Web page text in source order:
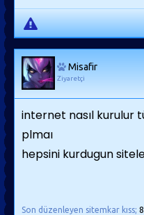
Misafir
Ziyaretçi
internet nasıl kurulur
plmaı
hepsini kurdugun
Son düzenleyen sitemkar kıss;